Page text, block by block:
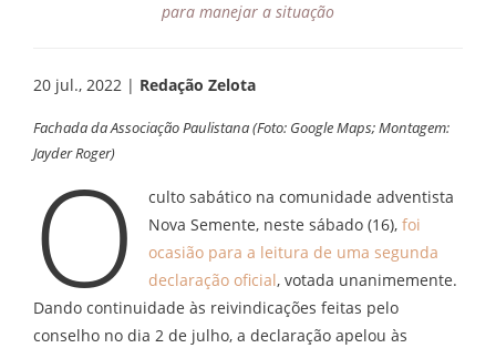
para manejar a situação
20 jul., 2022 | Redação Zelota
Fachada da Associação Paulistana (Foto: Google Maps; Montagem:
Jayder Roger)
O
culto sabático na comunidade adventista
Nova Semente, neste sábado (16),foi
ocasião para a leitura de uma segunda
declaração oficial, votada unanimemente.
Dando continuidade às reivindicações feitas pelo
conselho no dia 2 de julho, a declaração apelou às